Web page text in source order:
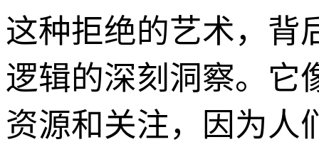
这种拒绝的艺术，背
逻辑的深刻洞察。它
资源和关注，因为人